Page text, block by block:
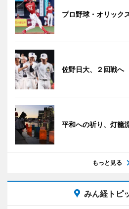
プロ野球・オリック
佐野日大、２回戦
平和への祈り、灯籠
もっと見る
みん経トピ